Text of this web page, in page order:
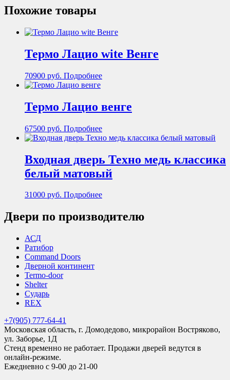
Похожие товары
Термо Лацио wite Венге
70900 руб. Подробнее
Термо Лацио венге
67500 руб. Подробнее
Входная дверь Техно медь классика
белый матовый
31000 руб. Подробнее
Двери по производителю
АСД
Ратибор
Command Doors
Дверной континент
Termo-door
Shelter
Сударь
REX
+7(905) 777-64-41
Московская область, г. Домодедово, микрорайон Востряково,
ул. Заборье, 1Д
Стенд временно не работает. Продажи дверей ведутся в
онлайн-режиме.
Ежедневно с 9-00 до 21-00